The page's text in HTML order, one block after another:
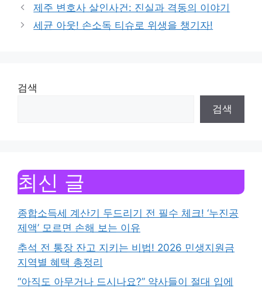
제주 변호사 살인사건: 진실과 격동의 이야기
세균 아웃! 손소독 티슈로 위생을 챙기자!
검색
검색
최신 글
종합소득세 계산기 두드리기 전 필수 체크! ‘누진공
제액’ 모르면 손해 보는 이유
추석 전 통장 잔고 지키는 비법! 2026 민생지원금
지역별 혜택 총정리
“아직도 아무거나 드시나요?” 약사들이 절대 입에